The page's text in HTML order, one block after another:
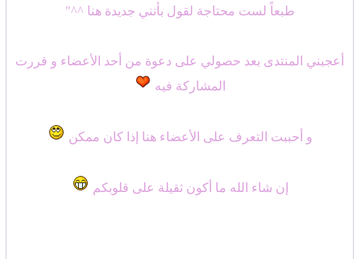
طبعاً لست محتاجة لقول بأنني جديدة هنا ^^"
أعجبني المنتدى بعد حصولي على دعوة من أحد الأعضاء و قررت
المشاركة فيه
و أحببت التعرف على الأعضاء هنا إذا كان ممكن
إن شاء الله ما أكون ثقيلة على قلوبكم